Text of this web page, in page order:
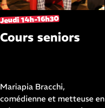
Jeudi 14h-16h30
Cours seniors
Mariapia Bracchi,
comédienne et metteuse en